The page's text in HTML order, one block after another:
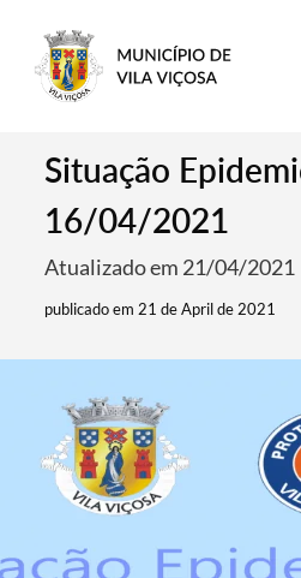
Situação
16/04/2021
Atualizado em 21/04/2021
publicado em 21 de April de 2021